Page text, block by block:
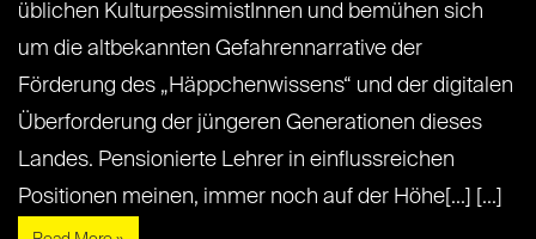
üblichen KulturpessimistInnen und bemühen sich
um die altbekannten Gefahrennarrative der
Förderung des „Häppchenwissens“ und der digitalen
Überforderung der jüngeren Generationen dieses
Landes. Pensionierte Lehrer in einflussreichen
Positionen meinen, immer noch auf der Höhe[...] [...]